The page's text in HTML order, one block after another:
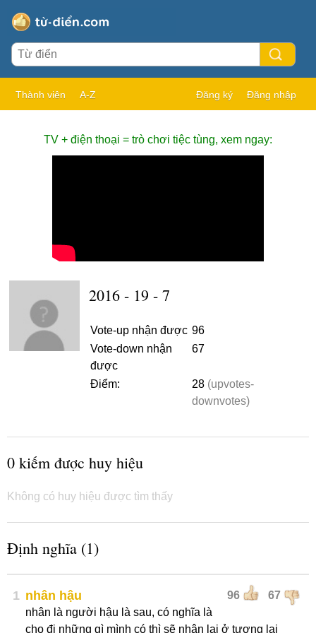
Thành viên A-Z Đăng ký Đăng nhập
TV + điện thoại = trò chơi tiệc tùng, xem ngay:
2016 - 19 - 7
Vote-up nhận được 96
Vote-down nhận
được
67
Điểm: 28 (upvotes-
downvotes)
0 kiếm được huy hiệu
Không có huy hiệu được tìm thấy
Định nghĩa (1)
1 96 67
nhân hậu
nhân là người hậu là sau, có nghĩa là
cho đi những gì mình có thì sẽ nhận lại ở tương lai